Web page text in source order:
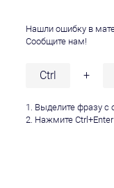
Нашли ошибку в
Сообщите нам!
Ctrl +
1. Выделите фразу с
2. Нажмите Ctrl+Enter